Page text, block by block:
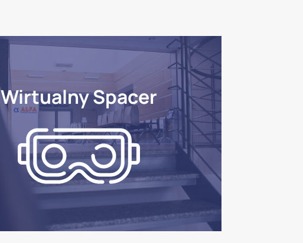
Wirtualny Spacer